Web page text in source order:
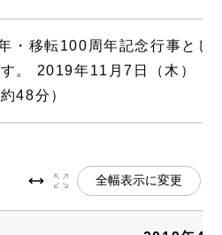
・移転100周年記念行事とし
す。 2019年11月7日（木）
48分）
全幅表示に変更